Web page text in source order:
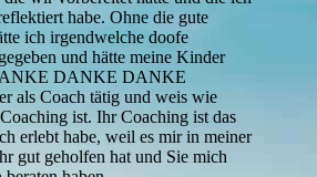
habe. Ohne die gute
ich irgendwelche doofe
und hätte meine Kinder
DANKE DANKE
als Coach tätig und weis wie
ist. Ihr Coaching ist das
erlebt habe, weil es mir in meiner
gut geholfen hat und Sie mich